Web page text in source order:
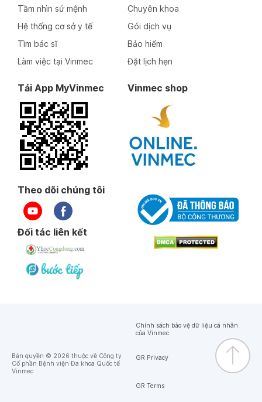
Tầm nhìn sứ mệnh
Hệ thống cơ sở y tế
Tìm bác sĩ
Làm việc tại Vinmec
Chuyên khoa
Gói dịch vụ
Bảo hiểm
Đặt lịch hẹn
Tải App MyVinmec Vinmec shop
Theo dõi chúng tôi
Đối tác liên kết
Bản quyền © 2026 thuộc về Công ty
Cổ phần Bệnh viện Đa khoa Quốc tế
Vinmec
Chính sách bảo vệ dữ liệu cá nhân
của Vinmec
GR Privacy
GR Terms